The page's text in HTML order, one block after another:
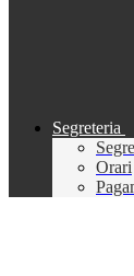
Segreteria
Orari